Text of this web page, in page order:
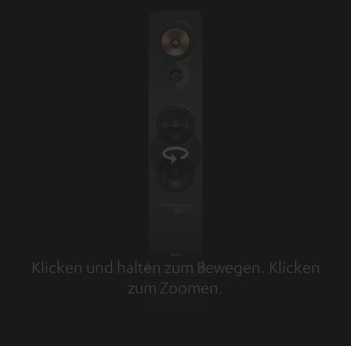
Klicken und halten zum Bewegen. Klicken
zum Zoomen.
Tap to zoom